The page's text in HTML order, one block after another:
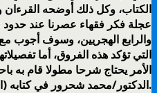
الكتاب، وكل ذلك أوضحه
عجلة فكر فقهاء عصرنا عند حدود
والرابع الهجريين، وسوف أجوب
التي تؤكد هذه الفروق، أما
الأمر يحتاج شرحا مطولا قام به
الدكتور/محمد شحرور في كتابه (الكتاب والقرءان).